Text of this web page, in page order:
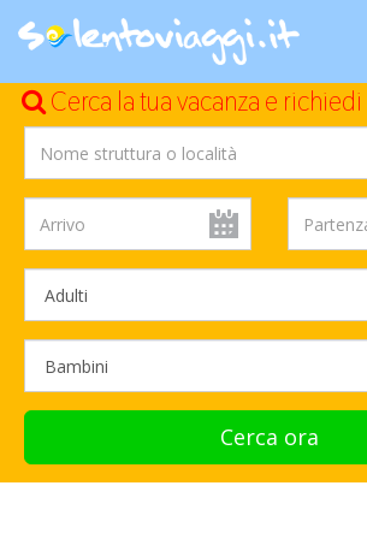
Cerca la tua vacanza e
Cerca ora